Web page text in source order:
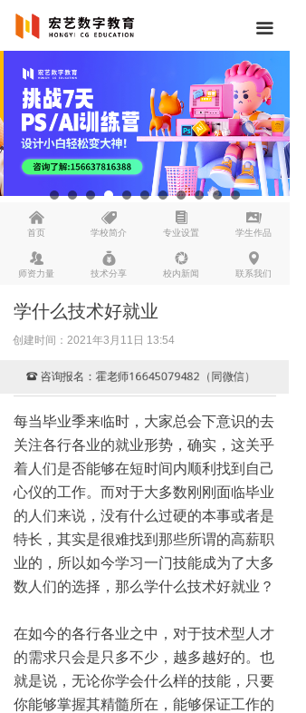
낀
首页
뀄
学校简介
뀴
专业设置
끡
学生作品
뀡
师资力量
낐
技术分享
넆
校内新闻
넹
联系我们
끀
学什么技术好就业
创建时间： 2021年3月11日 13:54
每当毕业季来临时，大家总会下意识的去
关注各行各业的就业形势，确实，这关乎
着人们是否能够在短时间内顺利找到自己
心仪的工作。而对于大多数刚刚面临毕业
的人们来说，没有什么过硬的本事或者是
特长，其实是很难找到那些所谓的高薪职
业的，所以如今学习一门技能成为了大多
数人们的选择，那么学什么技术好就业？
在如今的各行各业之中，对于技术型人才
的需求只会是只多不少，越多越好的。也
就是说，无论你学会什么样的技能，只要
你能够掌握其精髓所在，能够保证工作的
뀰 咨询报名：霍老师16645079482（同微信）